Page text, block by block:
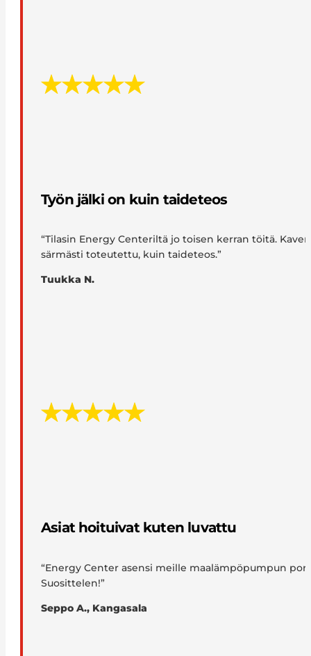
Työn jälki on kuin taideteos
“Tilasin Energy Centeriltä jo toisen kerran töitä.
särmästi toteutettu, kuin taideteos.”
Tuukka N.
Asiat hoituivat kuten luvattu
“Energy Center asensi meille maalämpöpumpun
Suosittelen!”
Seppo A., Kangasala